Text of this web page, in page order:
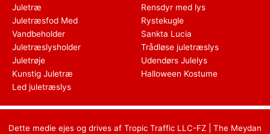
Juletræ
Juletræsfod Med
Vandbeholder
Juletræslysholder
Juletrøje
Kunstig Juletræ
Led juletræslys
Rensdyr med lys
Rystekugle
Sankta Lucia
Trådløse juletræslys
Udendørs Julelys
Halloween Kostume
Dette medie ejes og drives af Tropic Traffic LLC-FZ | The Meydan